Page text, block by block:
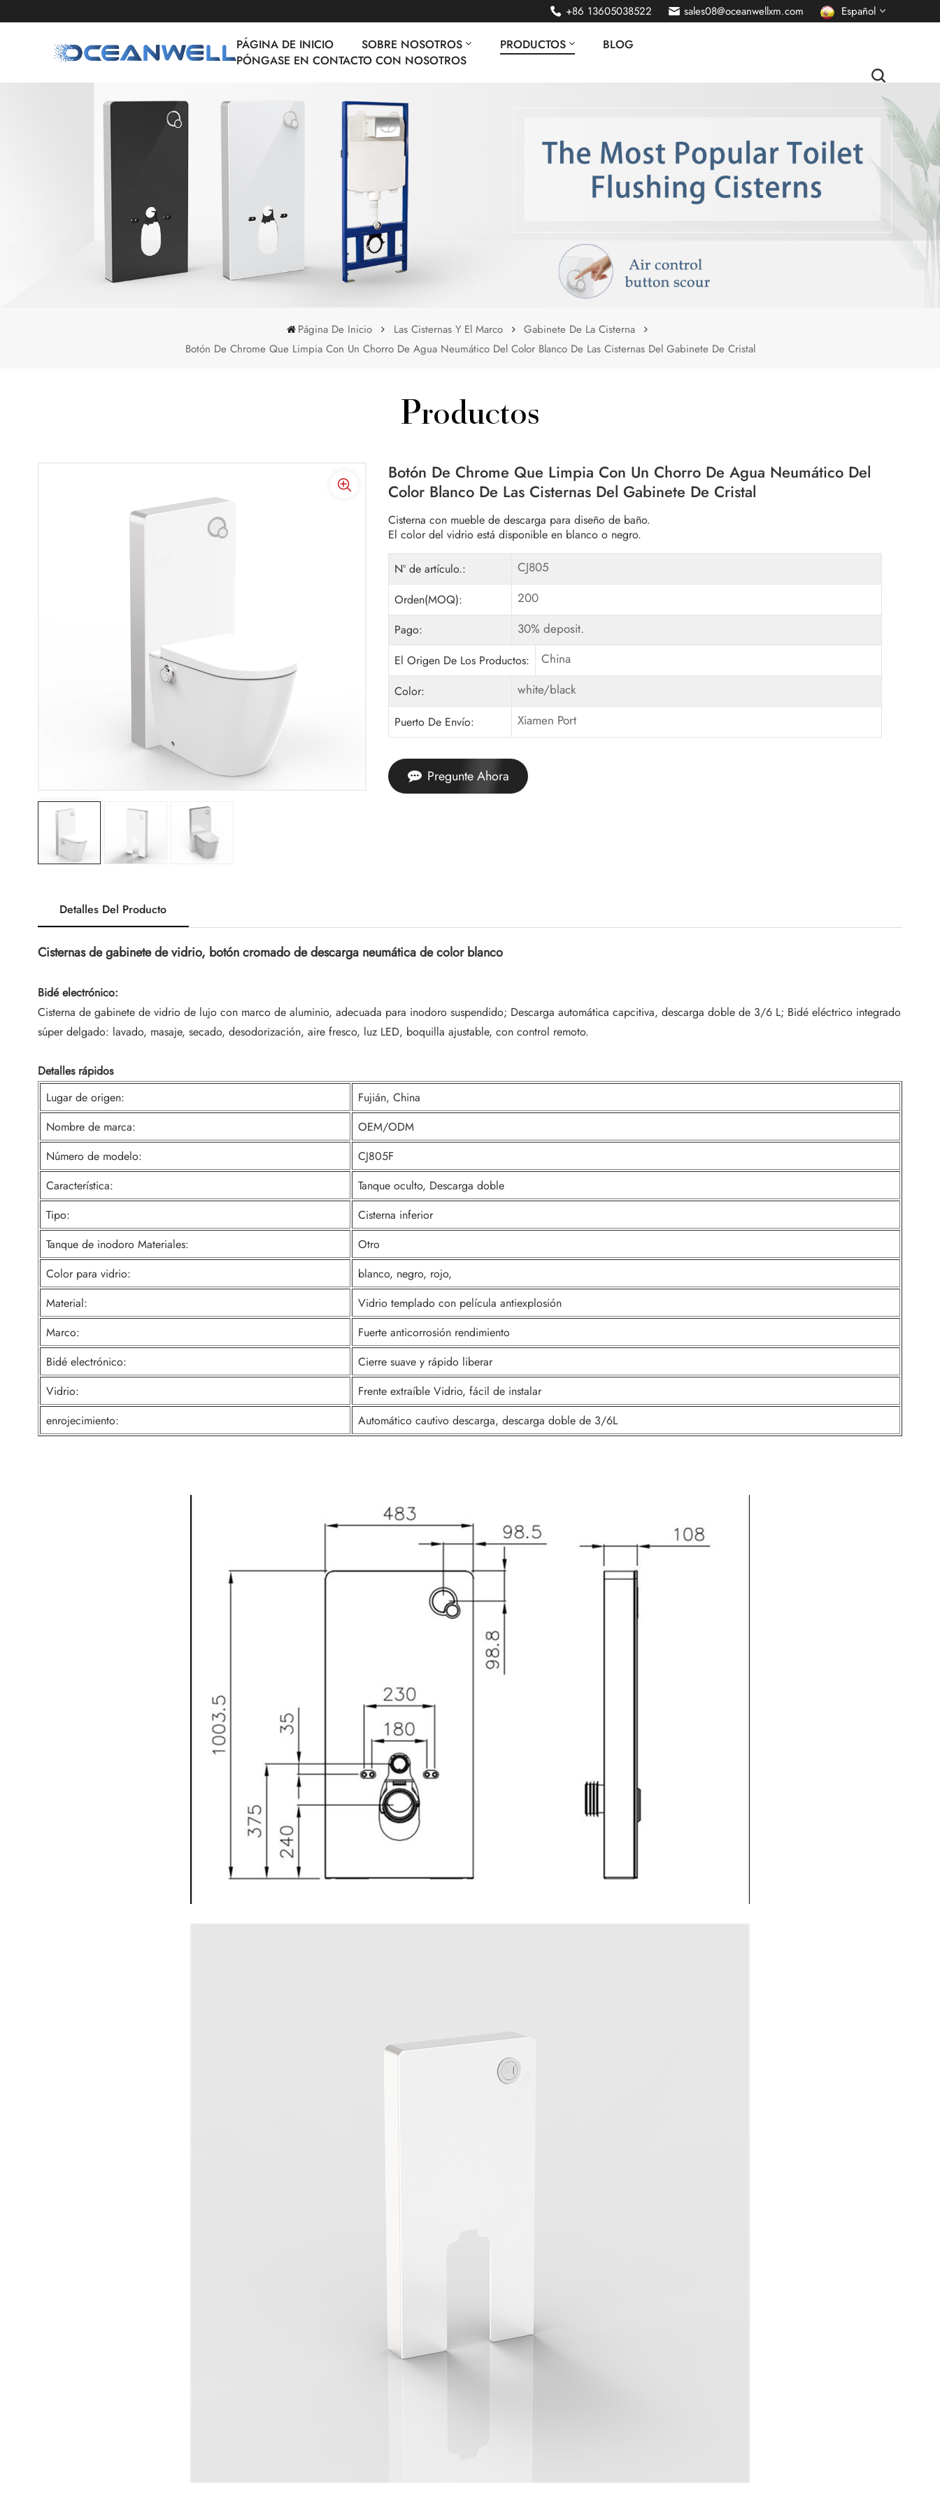
+86 13605038522 sales08@oceanwellxm.com Español
русский
italiano
PÁGINA DE INICIO SOBRE NOSOTROS PRODUCTOS
BLOG
PÓNGASE EN CONTACTO CON NOSOTROS
Página De Inicio Las Cisternas Y El Marco
Gabinete De La Cisterna
Botón De Chrome Que Limpia Con Un Chorro De Agua Neumático Del Color Blanco De Las Cisternas Del Gabinete De Cristal
Productos
Botón De Chrome Que Limpia Con Un Chorro De Agua Neumático Del
Color Blanco De Las Cisternas Del Gabinete De Cristal
Cisterna con mueble de descarga para diseño de baño.
El color del vidrio está disponible en blanco o negro.
Nº de artículo.: CJ805
Orden(MOQ): 200
Pago: 30% deposit.
El Origen De Los Productos: China
Color: white/black
Puerto De Envío: Xiamen Port
Pregunte Ahora
Detalles Del Producto
Cisternas de gabinete de vidrio, botón cromado de descarga neumática de color blanco
Bidé electrónico:
Cisterna de gabinete de vidrio de lujo con marco de aluminio, adecuada para inodoro suspendido; Descarga automática capcitiva, descarga doble de 3/6 L; Bidé eléctrico integrado
súper delgado: lavado, masaje, secado, desodorización, aire fresco, luz LED, boquilla ajustable, con control remoto.
Detalles rápidos
Lugar de origen:
Fujián, China
Nombre de marca:
OEM/ODM
Número de modelo:
CJ805F
Característica:
Tanque oculto, Descarga doble
Tipo:
Cisterna inferior
Tanque de inodoro Materiales:
Otro
Color para vidrio:
blanco, negro, rojo,
Material:
Vidrio templado con película antiexplosión
Marco:
Fuerte anticorrosión rendimiento
Bidé electrónico:
Cierre suave y rápido liberar
Vidrio:
Frente extraíble Vidrio, fácil de instalar
enrojecimiento:
Automático cautivo descarga, descarga doble de 3/6L